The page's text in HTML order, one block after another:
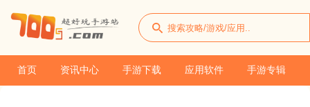
首页 资讯中心 手游下载 应用软件 手游专辑